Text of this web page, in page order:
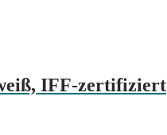
IFF-zertifiziert